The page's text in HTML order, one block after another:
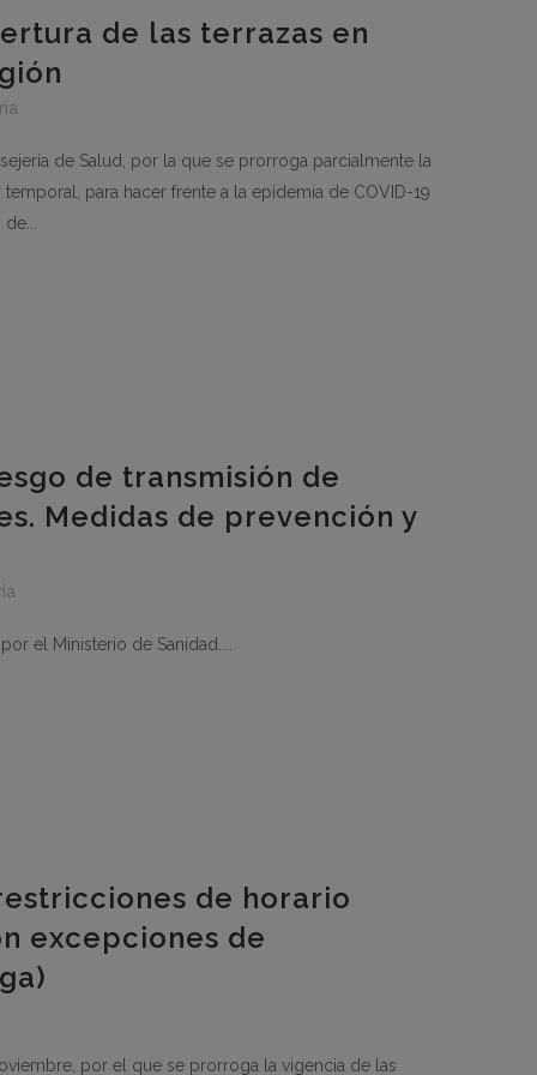
de las terrazas en
de Salud, por la que se prorroga parcialmente la
para hacer frente a la epidemia de COVID-19
de transmisión de
Medidas de prevención y
el Ministerio de Sanidad....
de horario
excepciones de
por el que se prorroga la vigencia de las